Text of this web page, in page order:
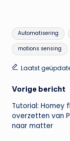
Tags:
Automatisering
motions sensing
Laatst
Bericht
Vorige bericht
Tutorial: Homey
overzetten van
naar matter